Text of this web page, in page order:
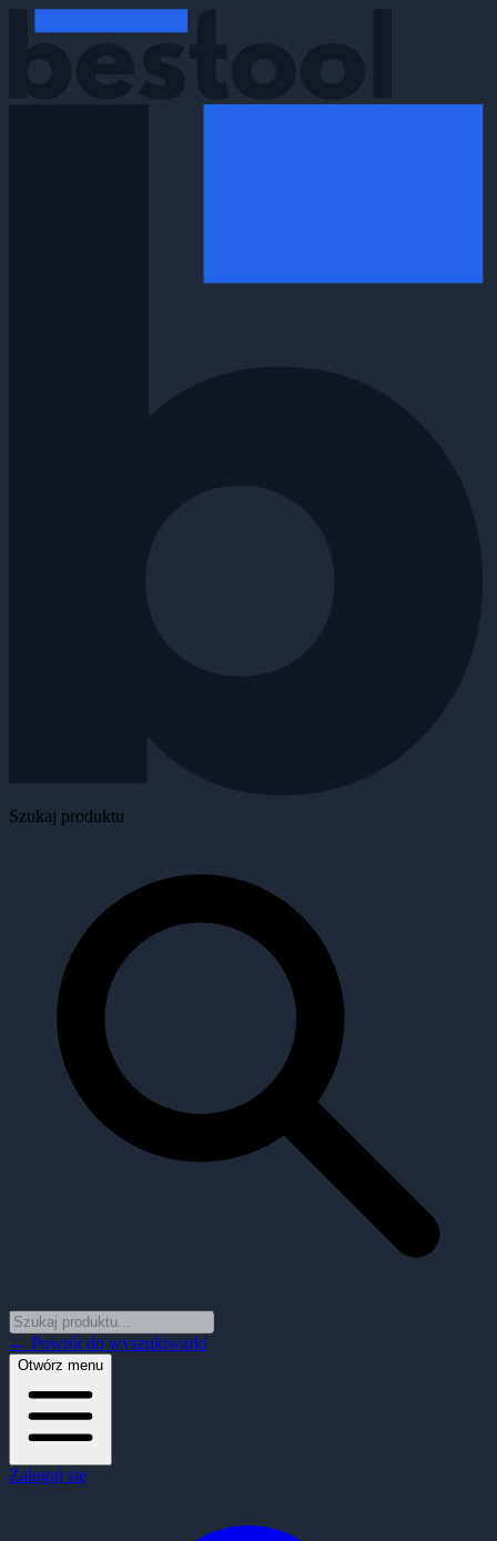
Szukaj produktu
← Powrót do wyszukiwarki
Otwórz menu
Zaloguj się